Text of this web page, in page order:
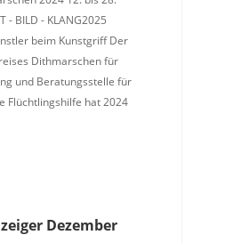
- BILD - KLANG2025
beim Kunstgriff Der
Dithmarschen für
und Beratungsstelle für
Flüchtlingshilfe hat 2024
Dezember